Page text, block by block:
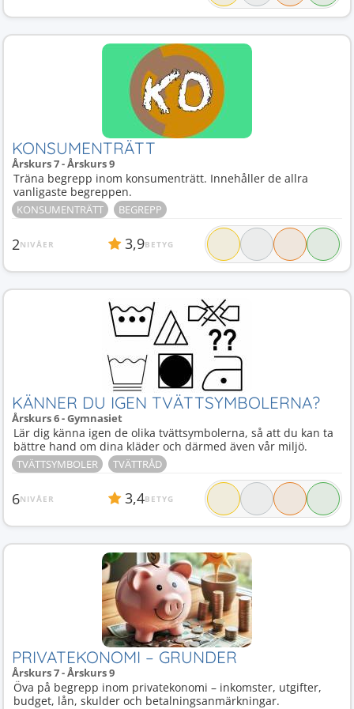
KONSUMENTRÄTT
Årskurs 7 - Årskurs 9
Träna begrepp inom konsumenträtt. Innehåller de allra
vanligaste begreppen.
KONSUMENTRÄTT BEGREPP
2NIVÅER 3,9BETYG
KÄNNER DU IGEN TVÄTTSYMBOLERNA?
Årskurs 6 - Gymnasiet
Lär dig känna igen de olika tvättsymbolerna, så att du kan ta
bättre hand om dina kläder och därmed även vår miljö.
TVÄTTSYMBOLER TVÄTTRÅD
6NIVÅER 3,4BETYG
PRIVATEKONOMI – GRUNDER
Årskurs 7 - Årskurs 9
Öva på begrepp inom privatekonomi – inkomster, utgifter,
budget, lån, skulder och betalningsanmärkningar.